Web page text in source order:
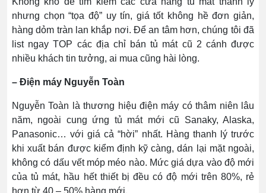
nhưng chọn “tọa độ” uy tín, giá tốt không hề đơn giản,
hàng dỏm tràn lan khắp nơi. Để an tâm hơn, chúng tôi đã
list ngay TOP các địa chỉ bán tủ mát cũ 2 cánh được
nhiều khách tin tưởng, ai mua cũng hài lòng.
– Điện máy Nguyễn Toàn
Nguyễn Toàn là thương hiệu điện máy có thâm niên lâu
năm, ngoài cung ứng tủ mát mới cũ Sanaky, Alaska,
Panasonic… với giá cả “hời” nhất. Hàng thanh lý trước
khi xuất bán được kiểm định kỹ càng, dán lại mặt ngoài,
không có dấu vết móp méo nào. Mức giá dựa vào độ mới
của tủ mát, hầu hết thiết bị đều có độ mới trên 80%, rẻ